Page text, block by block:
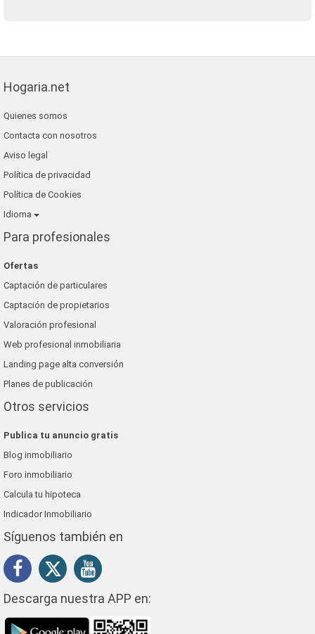
Hogaria.net
Quienes somos
Contacta con nosotros
Aviso legal
Política de privacidad
Política de Cookies
Idioma
Para profesionales
Ofertas
Captación de particulares
Captación de propietarios
Valoración profesional
Web profesional inmobiliaria
Landing page alta conversión
Planes de publicación
Otros servicios
Publica tu anuncio gratis
Blog inmobiliario
Foro inmobiliario
Calcula tu hipoteca
Indicador Inmobiliario
Síguenos también en
Descarga nuestra APP en: